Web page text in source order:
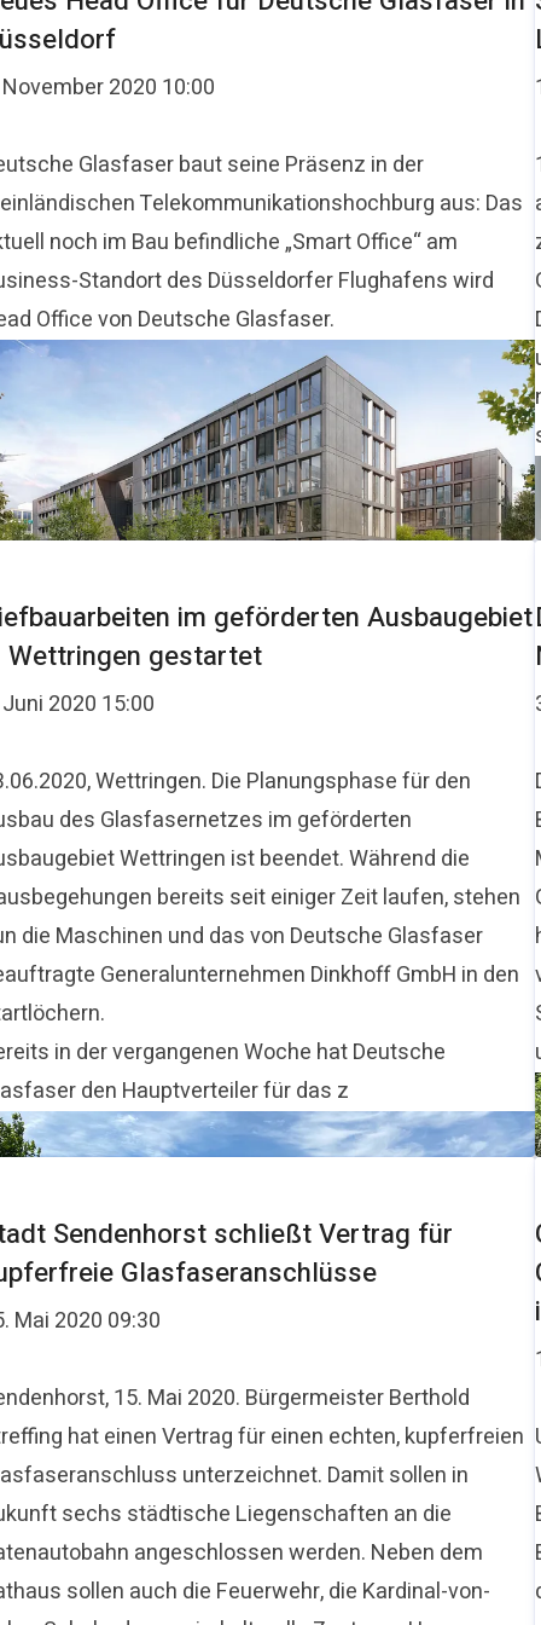
2020 10:00
Glasfaser baut seine Präsenz in der
Telekommunikationshochburg aus: Das
noch im Bau befindliche „Smart Office“ am
Standort des Düsseldorfer Flughafens wird
Office von Deutsche Glasfaser.
im geförderten Ausbaugebiet
Wettringen gestartet
2020 15:00
Wettringen. Die Planungsphase für den
des Glasfasernetzes im geförderten
Wettringen ist beendet. Während die
bereits seit einiger Zeit laufen, stehen
die Maschinen und das von Deutsche Glasfaser
Generalunternehmen Dinkhoff GmbH in den
in der vergangenen Woche hat Deutsche
den Hauptverteiler für das z
Sendenhorst schließt Vertrag für
Glasfaseranschlüsse
Mai 2020 09:30
15. Mai 2020. Bürgermeister Berthold
hat einen Vertrag für einen echten, kupferfreien
unterzeichnet. Damit sollen in
sechs städtische Liegenschaften an die
angeschlossen werden. Neben dem
sollen auch die Feuerwehr, die Kardinal-von-